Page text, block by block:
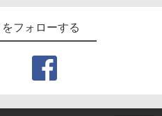
フォローする